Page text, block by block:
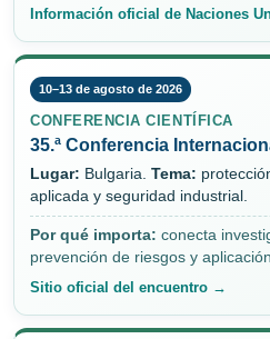
Información oficial de Naciones
10–13 de agosto de 2026
CONFERENCIA CIENTÍFICA
35.ª Conferencia
Lugar: Bulgaria. Tema:
aplicada y seguridad industrial.
Por qué importa: conecta
prevención de riesgos y
Sitio oficial del encuentro →